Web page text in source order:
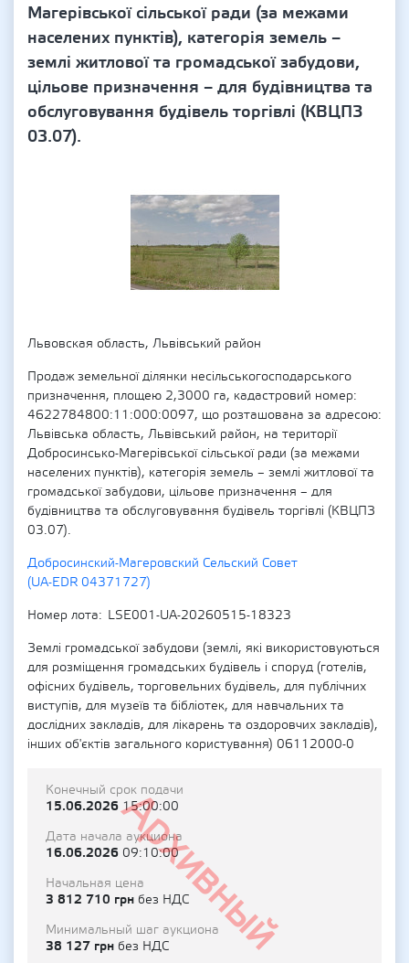
Магерівської сільської ради (за межами
населених пунктів), категорія земель –
землі житлової та громадської забудови,
цільове призначення – для будівництва та
обслуговування будівель торгівлі (КВЦПЗ
03.07).
Львовская область, Львівський район
Продаж земельної ділянки несільськогосподарського
призначення, площею 2,3000 га, кадастровий номер:
4622784800:11:000:0097, що розташована за адресою:
Львівська область, Львівський район, на території
Добросинсько-Магерівської сільської ради (за межами
населених пунктів), категорія земель – землі житлової та
громадської забудови, цільове призначення – для
будівництва та обслуговування будівель торгівлі (КВЦПЗ
03.07).
Добросинский-Магеровский Сельский Совет
(UA-EDR 04371727)
Номер лота
LSE001-UA-20260515-18323
Землі громадської забудови (землі, які використовуються
для розміщення громадських будівель і споруд (готелів,
офісних будівель, торговельних будівель, для публічних
виступів, для музеїв та бібліотек, для навчальних та
дослідних закладів, для лікарень та оздоровчих закладів),
інших об'єктів загального користування) 06112000-0
Архивный
Конечный срок подачи
15.06.202615:00:00
Дата начала аукциона
16.06.2026 09:10:00
Начальная цена
3 812 710 грн без НДС
Минимальный шаг аукциона
38 127 грн без НДС